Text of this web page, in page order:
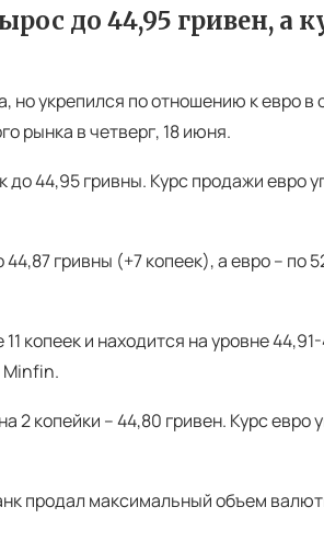
до 44,95 гривен, а
но укрепился по отношению к евро в
рынка в четверг, 18 июня.
44,95 гривны. Курс продажи евро
гривны (+7 копеек), а евро – по
копеек и находится на уровне
Minfin.
копейки – 44,80 гривен. Курс евро
продал максимальный объем